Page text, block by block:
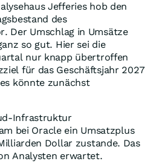
Jefferies hob den
des
Der Umschlag in Umsätze
so gut. Hier sei die
nur knapp übertroffen
für das Geschäftsjahr 2027
könnte zunächst
Infrastruktur
bei Oracle ein Umsatzplus
Dollar zustande. Das
Analysten erwartet.